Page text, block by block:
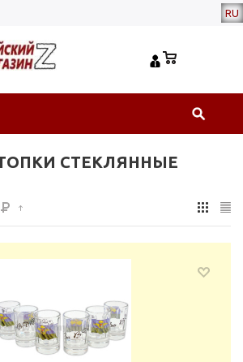
RU
СТЕКЛЯННЫЕ